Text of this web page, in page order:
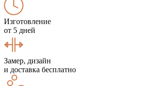
Изготовление
от 5 дней
Замер, дизайн
и доставка бесплатно